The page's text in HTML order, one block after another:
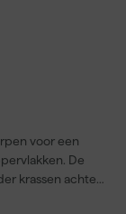
voor een
De
krassen achter